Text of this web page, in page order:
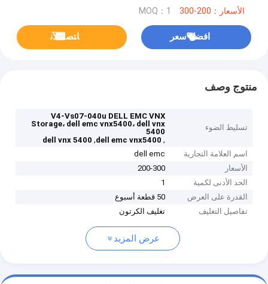
الأسعار：200-300 MOQ：1
افضل سعر ﺎﺘﺼﻟ ﺍﻶﻧ
منتوج وصف
تسليط الضوء
V4-Vs07-040u DELL EMC VNX
Storage، dell emc vnx5400، dell vnx
5400
,
dell emc vnx5400
,
dell vnx 5400
اسم العلامة التجارية
dell emc
الأسعار
200-300
الحد الأدنى لكمية
1
القدرة على العرض
50 قطعة أسبوع
تفاصيل التغليف
تغليف الكرتون
عرض المزيد